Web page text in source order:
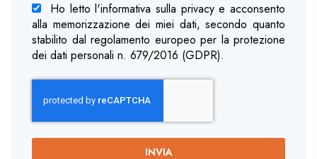
Ho letto l'informativa sulla privacy e acconsento
alla memorizzazione dei miei dati, secondo quanto
stabilito dal regolamento europeo per la protezione
dei dati personali n. 679/2016 (GDPR).
INVIA